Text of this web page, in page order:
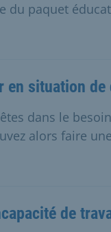
du paquet
en situation de
dans le
alors faire
de